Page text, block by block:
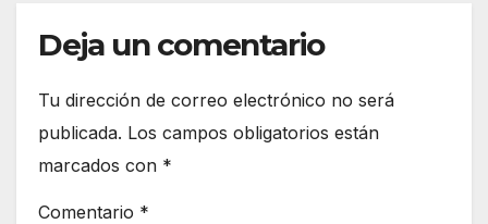
Deja un comentario
Tu dirección de correo electrónico no será
publicada. Los campos obligatorios están
marcados con *
Comentario *